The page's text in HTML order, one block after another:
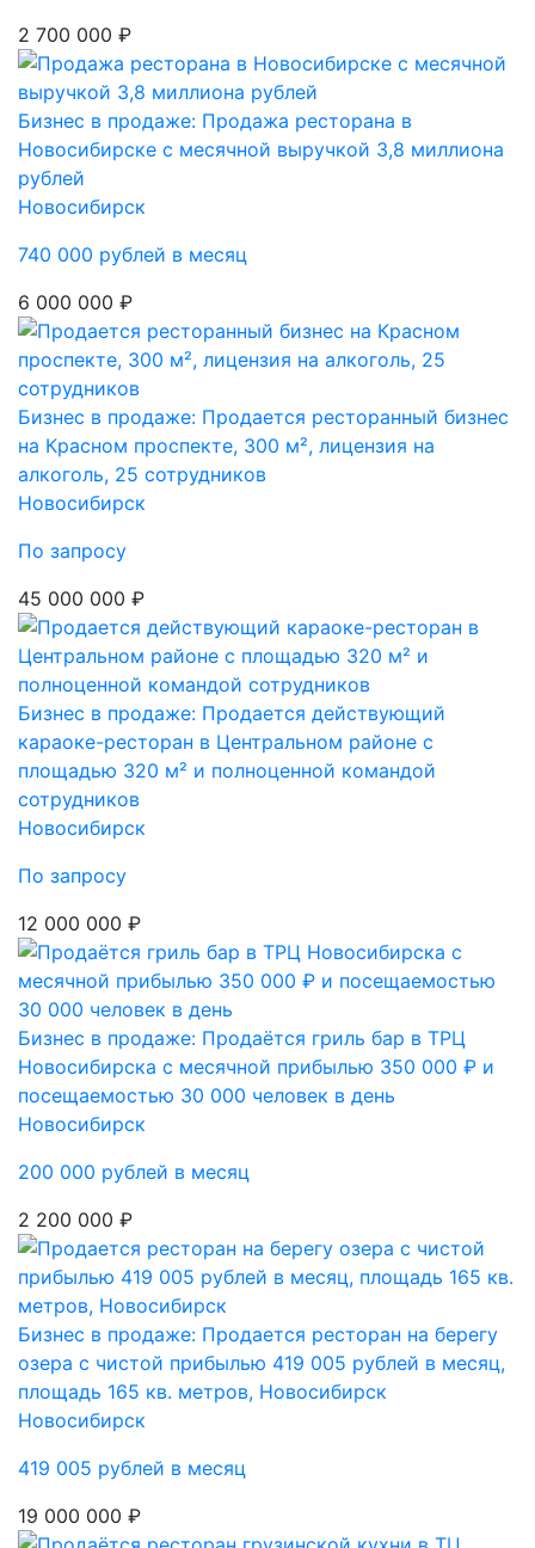
2 700 000 ₽
Бизнес в продаже: Продажа ресторана в
Новосибирске с месячной выручкой 3,8 миллиона
рублей
Новосибирск
740 000 рублей в месяц
6 000 000 ₽
Бизнес в продаже: Продается ресторанный бизнес
на Красном проспекте, 300 м², лицензия на
алкоголь, 25 сотрудников
Новосибирск
По запросу
45 000 000 ₽
Бизнес в продаже: Продается действующий
караоке-ресторан в Центральном районе с
площадью 320 м² и полноценной командой
сотрудников
Новосибирск
По запросу
12 000 000 ₽
Бизнес в продаже: Продаётся гриль бар в ТРЦ
Новосибирска с месячной прибылью 350 000 ₽ и
посещаемостью 30 000 человек в день
Новосибирск
200 000 рублей в месяц
2 200 000 ₽
Бизнес в продаже: Продается ресторан на берегу
озера с чистой прибылью 419 005 рублей в месяц,
площадь 165 кв. метров, Новосибирск
Новосибирск
419 005 рублей в месяц
19 000 000 ₽